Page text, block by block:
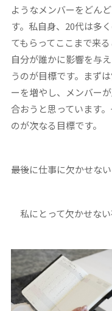
ようなメンバーをどん
す。私自身、20代は多
てもらってここまで来
自分が誰かに影響を与
うのが目標です。まず
ーを増やし、メンバー
合おうと思っています
のが次なる目標です。
――最後に仕事に欠かせな
私にとって欠かせない